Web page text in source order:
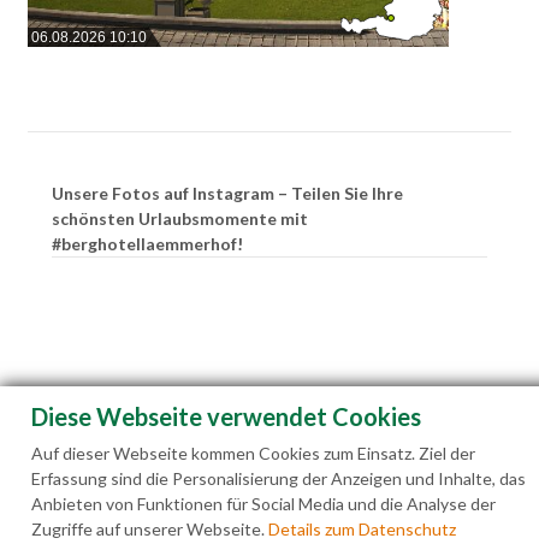
06.08.2026 10:10
Unsere Fotos auf Instagram – Teilen Sie Ihre
schönsten Urlaubsmomente mit
#berghotellaemmerhof!
Diese Webseite verwendet Cookies
Auf dieser Webseite kommen Cookies zum Einsatz. Ziel der
Erfassung sind die Personalisierung der Anzeigen und Inhalte, das
Anbieten von Funktionen für Social Media und die Analyse der
Zugriffe auf unserer Webseite.Details zum Datenschutz